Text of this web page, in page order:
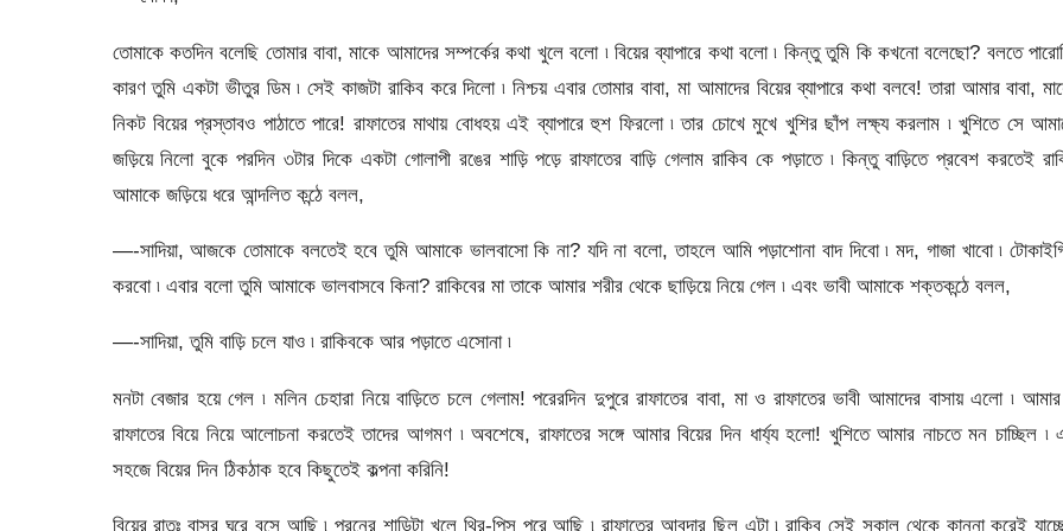
তোমাকে কতদিন বলেছি তোমার বাবা, মাকে আমাদের সম্পর্কের কথা খুলে বলো ৷ বিয়ের ব্যাপারে কথা বলো ৷ কিন্তু তুমি কি কখনো বলেছো? বলতে
কারণ তুমি একটা ভীতুর ডিম ৷ সেই কাজটা রাকিব করে দিলো ৷ নিশ্চয় এবার তোমার বাবা, মা আমাদের বিয়ের ব্যাপারে কথা বলবে! তারা আমার বাবা,
নিকট বিয়ের প্রস্তাবও পাঠাতে পারে! রাফাতের মাথায় বোধহয় এই ব্যাপারে হুশ ফিরলো ৷ তার চোখে মুখে খুশির ছাঁপ লক্ষ্য করলাম ৷ খুশিতে সে
জড়িয়ে নিলো বুকে পরদিন ৩টার দিকে একটা গোলাপী রঙের শাড়ি পড়ে রাফাতের বাড়ি গেলাম রাকিব কে পড়াতে ৷ কিন্তু বাড়িতে প্রবেশ করতেই
আমাকে জড়িয়ে ধরে আন্দলিত কন্ঠে বলল,
—-সাদিয়া, আজকে তোমাকে বলতেই হবে তুমি আমাকে ভালবাসো কি না? যদি না বলো, তাহলে আমি পড়াশোনা বাদ দিবো ৷ মদ, গাজা খাবো ৷
করবো ৷ এবার বলো তুমি আমাকে ভালবাসবে কিনা? রাকিবের মা তাকে আমার শরীর থেকে ছাড়িয়ে নিয়ে গেল ৷ এবং ভাবী আমাকে শক্তকন্ঠে বলল,
—-সাদিয়া, তুমি বাড়ি চলে যাও ৷ রাকিবকে আর পড়াতে এসোনা ৷
মনটা বেজার হয়ে গেল ৷ মলিন চেহারা নিয়ে বাড়িতে চলে গেলাম! পরেরদিন দুপুরে রাফাতের বাবা, মা ও রাফাতের ভাবী আমাদের বাসায় এলো ৷
রাফাতের বিয়ে নিয়ে আলোচনা করতেই তাদের আগমণ ৷ অবশেষে, রাফাতের সঙ্গে আমার বিয়ের দিন ধার্য্য হলো! খুশিতে আমার নাচতে মন চাচ্ছিল ৷
সহজে বিয়ের দিন ঠিকঠাক হবে কিছুতেই কল্পনা করিনি!
বিয়ের রাতঃ বাসর ঘরে বসে আছি ৷ পরনের শাড়িটা খুলে থ্রি-পিস পরে আছি ৷ রাফাতের আবদার ছিল এটা ৷ রাকিব সেই সকাল থেকে কান্না করেই